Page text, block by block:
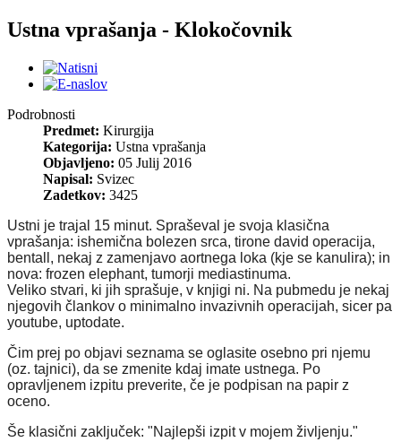
Ustna vprašanja - Klokočovnik
Podrobnosti
Predmet: Kirurgija
Kategorija: Ustna vprašanja
Objavljeno: 05 Julij 2016
Napisal: Svizec
Zadetkov: 3425
Ustni je trajal 15 minut. Spraševal je svoja klasična
vprašanja: ishemična bolezen srca, tirone david operacija,
bentall, nekaj z zamenjavo aortnega loka (kje se kanulira); in
nova: frozen elephant, tumorji mediastinuma.
Veliko stvari, ki jih sprašuje, v knjigi ni. Na pubmedu je nekaj
njegovih člankov o minimalno invazivnih operacijah, sicer pa
youtube, uptodate.
Čim prej po objavi seznama se oglasite osebno pri njemu
(oz. tajnici), da se zmenite kdaj imate ustnega. Po
opravljenem izpitu preverite, če je podpisan na papir z
oceno.
Še klasični zaključek: "Najlepši izpit v mojem življenju."